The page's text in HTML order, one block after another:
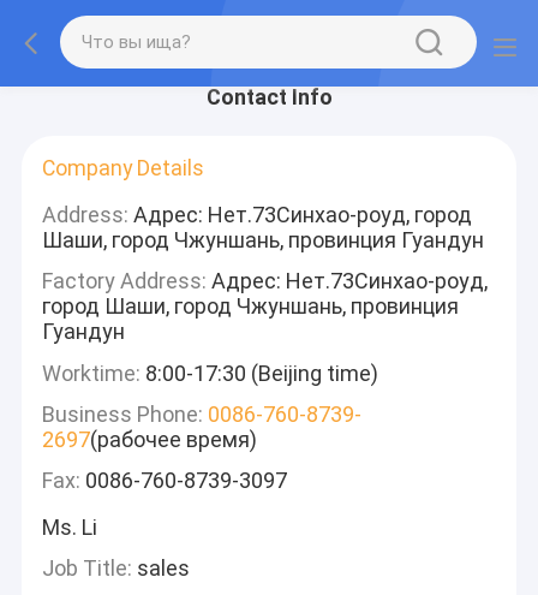
Contact Info
Company Details
Address: Адрес: Нет.73Синхао-роуд, город
Шаши, город Чжуншань, провинция Гуандун
Factory Address: Адрес: Нет.73Синхао-роуд,
город Шаши, город Чжуншань, провинция
Гуандун
Worktime: 8:00-17:30 (Beijing time)
Business Phone: 0086-760-8739-
2697(рабочее время)
Fax: 0086-760-8739-3097
Ms. Li
Job Title: sales